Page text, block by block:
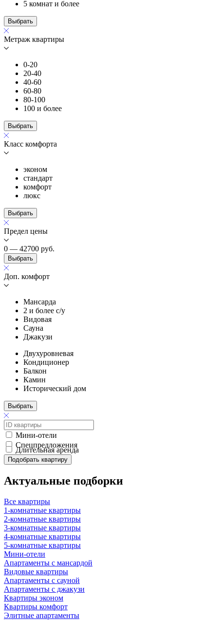
5 комнат и более
Выбрать
Метраж квартиры
0-20
20-40
40-60
60-80
80-100
100 и более
Выбрать
Класс комфорта
эконом
стандарт
комфорт
люкс
Выбрать
Предел цены
0 — 42700 руб.
Выбрать
Доп. комфорт
Мансарда
2 и более с/у
Видовая
Сауна
Джакузи
Двухуровневая
Кондиционер
Балкон
Камин
Исторический дом
Выбрать
Мини-отели
Спецпредложения
Длительная аренда
Подобрать квартиру
Актуальные подборки
Все квартиры
1-комнатные квартиры
2-комнатные квартиры
3-комнатные квартиры
4-комнатные квартиры
5-комнатные квартиры
Мини-отели
Апартаменты с мансардой
Видовые квартиры
Апартаменты с сауной
Апартаменты с джакузи
Квартиры эконом
Квартиры комфорт
Элитные апартаменты